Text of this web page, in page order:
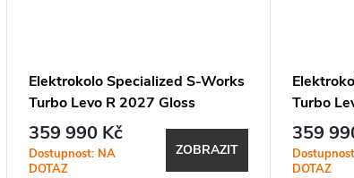
Elektrokolo Specialized S-Works
Turbo Levo R 2027 Gloss
Dolomite / Viavi Silver Green
Pearl / Oak Green Metallic
359 990 Kč
Dostupnost: NA
DOTAZ
ZOBRAZIT
Turbo
Dust /
Chrome
359
DOTAZ